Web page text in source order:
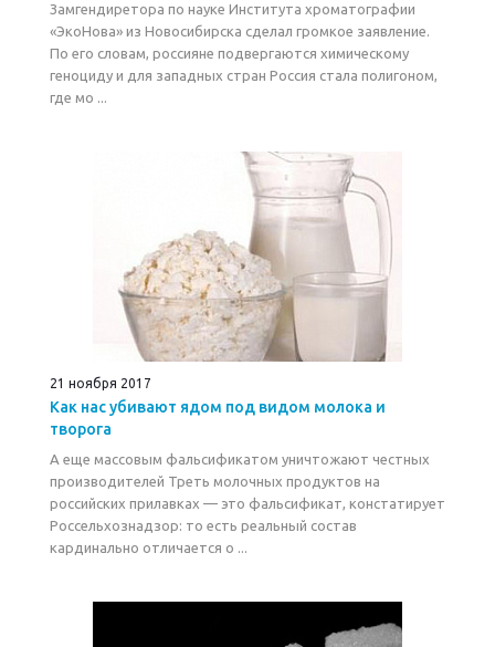
Замгендиретора по науке Института хроматографии
«ЭкоНова» из Новосибирска сделал громкое заявление.
По его словам, россияне подвергаются химическому
геноциду и для западных стран Россия стала полигоном,
где мо ...
21 ноября 2017
Как нас убивают ядом под видом молока и
творога
А еще массовым фальсификатом уничтожают честных
производителей Треть молочных продуктов на
российских прилавках — это фальсификат, констатирует
Россельхознадзор: то есть реальный состав
кардинально отличается о ...